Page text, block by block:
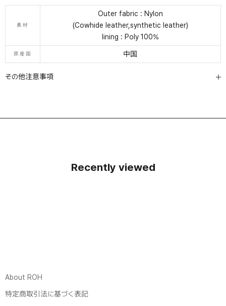
素材
Outer fabric : Nylon
(Cowhide leather,synthetic leather)
lining : Poly 100%
原産国 中国
その他注意事項
Recently viewed
About ROH
特定商取引法に基づく表記